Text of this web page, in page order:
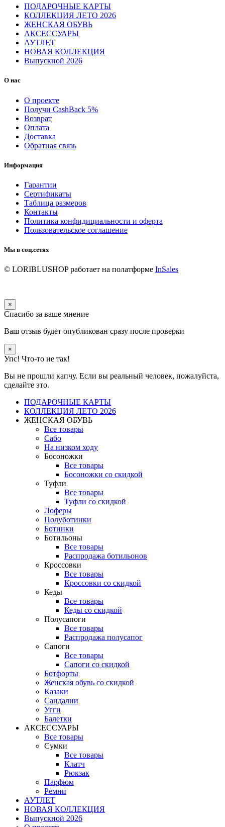
ПОДАРОЧНЫЕ КАРТЫ
КОЛЛЕКЦИЯ ЛЕТО 2026
ЖЕНСКАЯ ОБУВЬ
АКСЕССУАРЫ
АУТЛЕТ
НОВАЯ КОЛЛЕКЦИЯ
Выпускной 2026
О нас
О проекте
Получи CashBack 5%
Возврат
Оплата
Доставка
Обратная связь
Информация
Гарантии
Сертификаты
Таблица размеров
Контакты
Политика конфидициальности и оферта
Пользовательское соглашение
Мы в соц.сетях
© LORIBLUSHOPработает на полатформе InSales
×
Спасибо за ваше мнение
Ваш отзыв будет опубликован сразу после проверки
×
Упс! Что-то не так!
Вы не прошли капчу. Если вы реальный человек, пожалуйста,
сделайте это.
ПОДАРОЧНЫЕ КАРТЫ
КОЛЛЕКЦИЯ ЛЕТО 2026
ЖЕНСКАЯ ОБУВЬ
Все товары
Сабо
На низком ходу
Босоножки
Все товары
Босоножки со скидкой
Туфли
Все товары
Туфли со скидкой
Лоферы
Полуботинки
Ботинки
Ботильоны
Все товары
Распродажа ботильонов
Кроссовки
Все товары
Кроссовки со скидкой
Кеды
Все товары
Кеды со скидкой
Полусапоги
Все товары
Распродажа полусапог
Сапоги
Все товары
Сапоги со скидкой
Ботфорты
Женская обувь со скидкой
Казаки
Сандалии
Угги
Балетки
АКСЕССУАРЫ
Все товары
Сумки
Все товары
Клатч
Рюкзак
Парфюм
Ремни
АУТЛЕТ
НОВАЯ КОЛЛЕКЦИЯ
Выпускной 2026